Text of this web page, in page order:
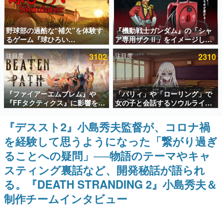
電ファミのいま読まれている記事ランキング
アプリセール情報
インタビュー
連載・特集一覧
殿堂入り記事
SNS拡散数が数千以上！ ページビュー数万以上！ などな
ど。多くの人々に読まれた、電ファミ渾身の“殿堂入り”記
事をまとめました。
ゲームの企画書
名作ゲームクリエイターの方々に製作時のエピソードをお
聞きし、ヒットする企画（ゲーム）とは何か？を探ってい
きます。
赫本
この物語を解いてはいけない。『赫本』は、〈試験問題〉
の形をした短編ホラー小説集です。
新世代に訊く
野球部の過酷な“補欠”を体験す
るゲーム『球ひろい
Simulator』が「1件」のウィッ
シュリストをもとにチェコ語に
対応しSNSで話題に。『キング
ダム・カム』開発元やチェコの
プロ野球選手から称賛の声
『機動戦士ガンダム』の「シャ
ア専用ザクⅡ」をイメージした
散水ホースリールが予約開始。
本体にはシャアのパーソナルマ
ークやジオン公国軍のエンブレ
ム、型式番号などを配置
注目度 3102
『ファイアーエムブレム』や
『FFタクティクス』に影響を受
けた新作戦略RPG『Beaten
Path』2027年に発売へ。
PC（Steam）、PS5、Xbox、
Switch向けにリリース予定
注目度 2310
「パリィ」や「ローリング」で
女の子と会話するソウルライク
恋愛ゲーム『小早川さんはソウ
ルライク』無料公開。返事に失
敗すると「YOU DIED」
『デススト2』小島秀夫監督が、コロナ禍
を経験して思うようになった「繋がり過ぎ
ることへの疑問」──物語のテーマやキャ
スティング裏話など、開発秘話が語られ
る。『DEATH STRANDING 2』小島秀夫＆
制作チームインタビュー